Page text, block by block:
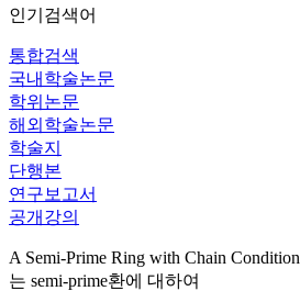
인기검색어
통합검색
국내학술논문
학위논문
해외학술논문
학술지
단행본
연구보고서
공개강의
A Semi-Prime Ring with Chain
는 semi-prime환에 대하여